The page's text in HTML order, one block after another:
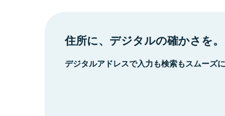
住所に、デジタルの確かさを。
デジタルアドレスで入力も検索もスムーズ